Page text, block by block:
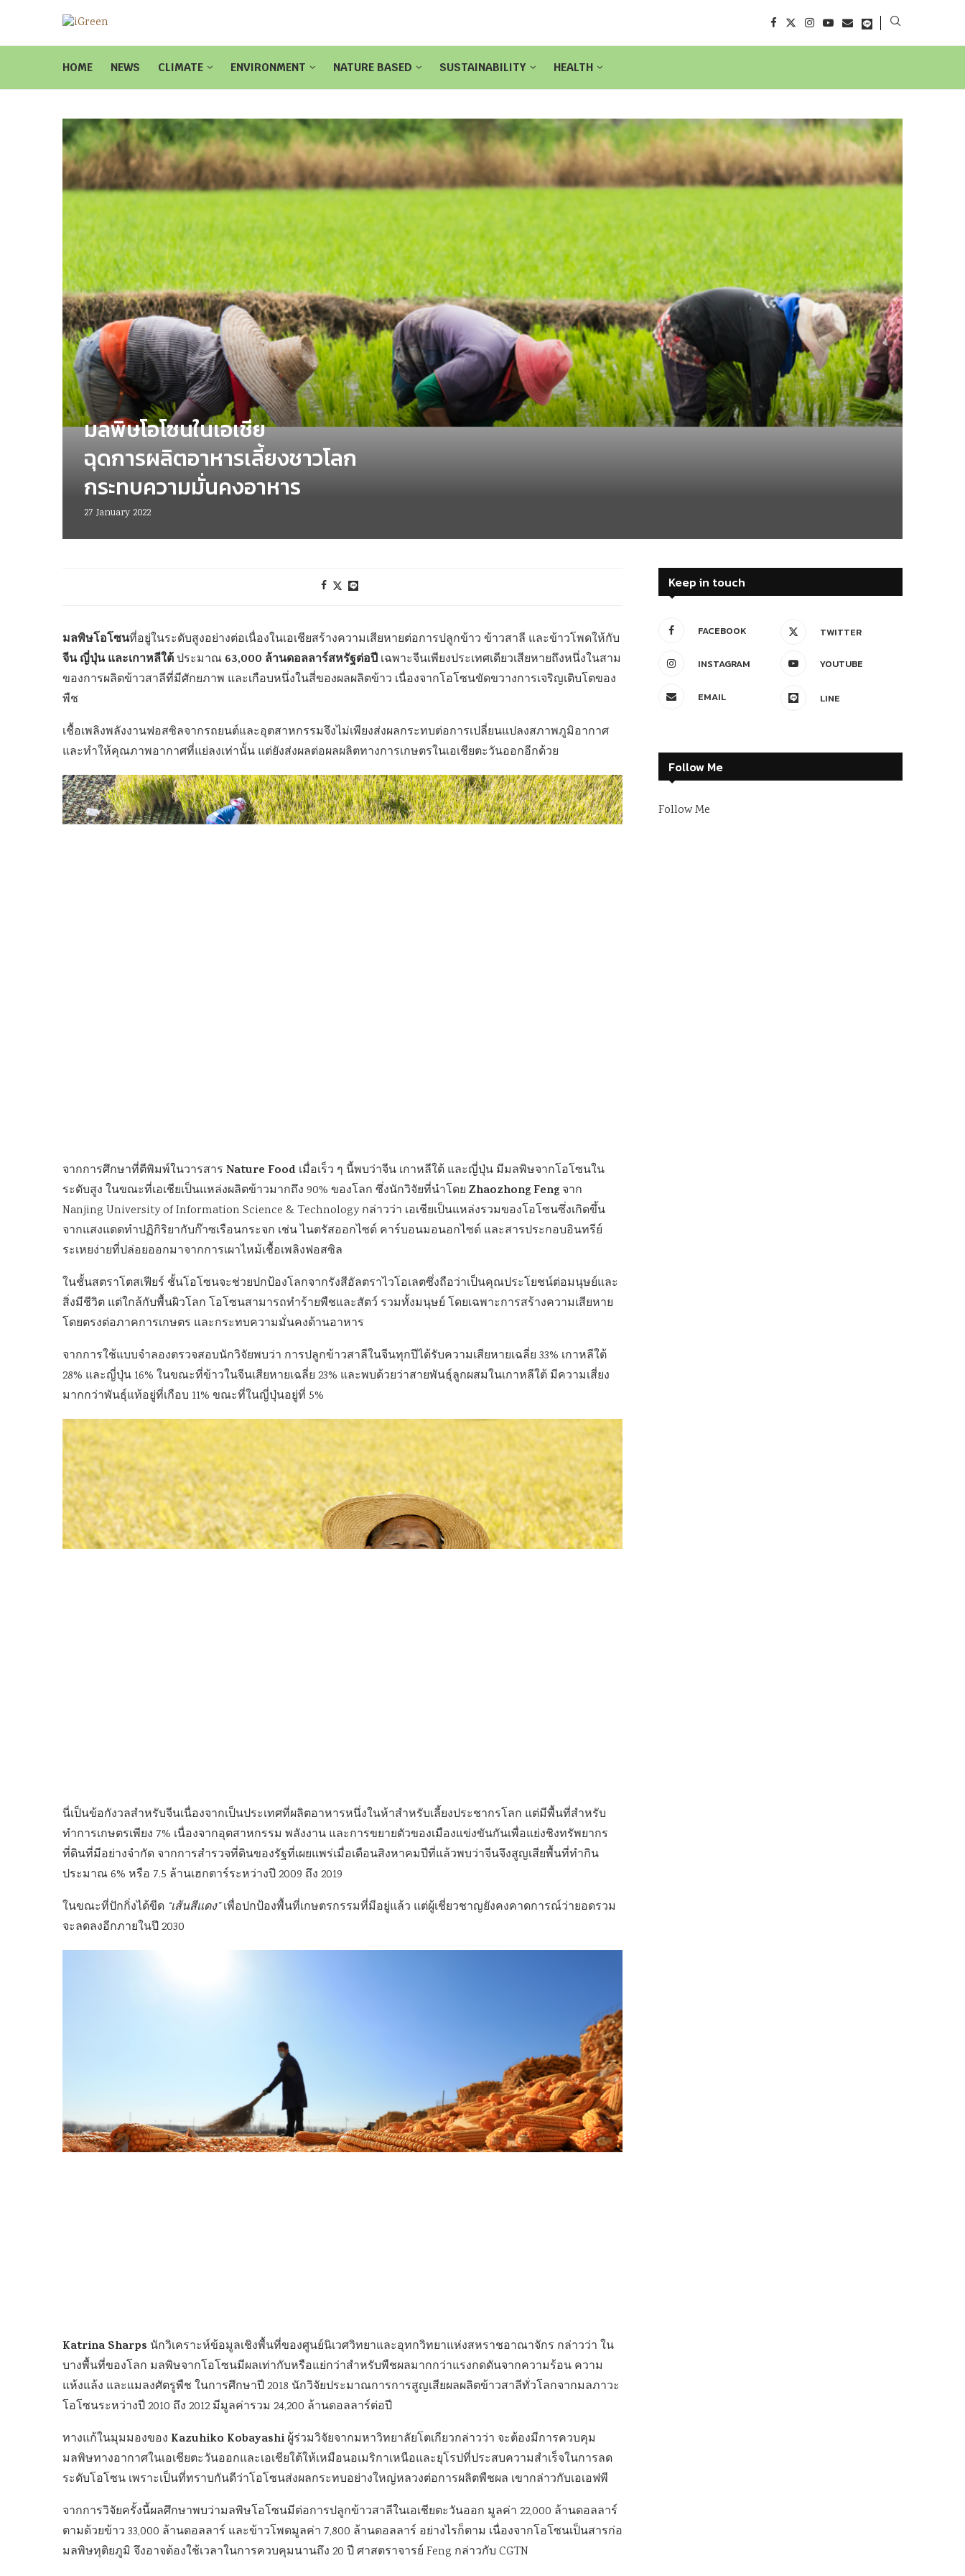
HOME NEWS CLIMATE ENVIRONMENT NATURE BASED SUSTAINABILITY HEALTH
มลพิษโอโซนในเอเชีย
ฉุดการผลิตอาหารเลี้ยงชาวโลก
กระทบความมั่นคงอาหาร
27 January 2022
มลพิษโอโซนที่อยู่ในระดับสูงอย่างต่อเนื่องในเอเชียสร้างความเสียหายต่อการปลูกข้าว ข้าวสาลี และข้าวโพดให้กับ
จีน ญี่ปุ่น และเกาหลีใต้ประมาณ 63,000 ล้านดอลลาร์สหรัฐต่อปี เฉพาะจีนเพียงประเทศเดียวเสียหายถึงหนึ่งในสาม
ของการผลิตข้าวสาลีที่มีศักยภาพ และเกือบหนึ่งในสี่ของผลผลิตข้าว เนื่องจากโอโซนขัดขวางการเจริญเติบโตของ
พืช
เชื้อเพลิงพลังงานฟอสซิลจากรถยนต์และอุตสาหกรรมจึงไม่เพียงส่งผลกระทบต่อการเปลี่ยนแปลงสภาพภูมิอากาศ
และทำให้คุณภาพอากาศที่แย่ลงเท่านั้น แต่ยังส่งผลต่อผลผลิตทางการเกษตรในเอเชียตะวันออกอีกด้วย
จากการศึกษาที่ตีพิมพ์ในวารสาร Nature Food เมื่อเร็ว ๆ นี้พบว่าจีน เกาหลีใต้ และญี่ปุ่น มีมลพิษจากโอโซนใน
ระดับสูง ในขณะที่เอเชียเป็นแหล่งผลิตข้าวมากถึง 90% ของโลก ซึ่งนักวิจัยที่นำโดย Zhaozhong Feng จาก
Nanjing University of Information Science & Technology กล่าวว่า เอเชียเป็นแหล่งรวมของโอโซนซึ่งเกิดขึ้น
จากแสงแดดทำปฏิกิริยากับก๊าซเรือนกระจก เช่น ไนตรัสออกไซด์ คาร์บอนมอนอกไซด์ และสารประกอบอินทรีย์
ระเหยง่ายที่ปล่อยออกมาจากการเผาไหม้เชื้อเพลิงฟอสซิล
ในชั้นสตราโตสเฟียร์ ชั้นโอโซนจะช่วยปกป้องโลกจากรังสีอัลตราไวโอเลตซึ่งถือว่าเป็นคุณประโยชน์ต่อมนุษย์และ
สิ่งมีชีวิต แต่ใกล้กับพื้นผิวโลก โอโซนสามารถทำร้ายพืชและสัตว์ รวมทั้งมนุษย์ โดยเฉพาะการสร้างความเสียหาย
โดยตรงต่อภาคการเกษตร และกระทบความมั่นคงด้านอาหาร
จากการใช้แบบจำลองตรวจสอบนักวิจัยพบว่า การปลูกข้าวสาลีในจีนทุกปีได้รับความเสียหายเฉลี่ย 33% เกาหลีใต้
28% และญี่ปุ่น 16% ในขณะที่ข้าวในจีนเสียหายเฉลี่ย 23% และพบด้วยว่าสายพันธุ์ลูกผสมในเกาหลีใต้ มีความเสี่ยง
มากกว่าพันธุ์แท้อยู่ที่เกือบ 11% ขณะที่ในญี่ปุ่นอยู่ที่ 5%
นี่เป็นข้อกังวลสำหรับจีนเนื่องจากเป็นประเทศที่ผลิตอาหารหนึ่งในห้าสำหรับเลี้ยงประชากรโลก แต่มีพื้นที่สำหรับ
ทำการเกษตรเพียง 7% เนื่องจากอุตสาหกรรม พลังงาน และการขยายตัวของเมืองแข่งขันกันเพื่อแย่งชิงทรัพยากร
ที่ดินที่มีอย่างจำกัด จากการสำรวจที่ดินของรัฐที่เผยแพร่เมื่อเดือนสิงหาคมปีที่แล้วพบว่าจีนจึงสูญเสียพื้นที่ทำกิน
ประมาณ 6% หรือ 7.5 ล้านเฮกตาร์ระหว่างปี 2009 ถึง 2019
ในขณะที่ปักกิ่งได้ขีด “เส้นสีแดง”เพื่อปกป้องพื้นที่เกษตรกรรมที่มีอยู่แล้ว แต่ผู้เชี่ยวชาญยังคงคาดการณ์ว่ายอดรวม
จะลดลงอีกภายในปี 2030
Katrina Sharps นักวิเคราะห์ข้อมูลเชิงพื้นที่ของศูนย์นิเวศวิทยาและอุทกวิทยาแห่งสหราชอาณาจักร กล่าวว่า ใน
บางพื้นที่ของโลก มลพิษจากโอโซนมีผลเท่ากับหรือแย่กว่าสำหรับพืชผลมากกว่าแรงกดดันจากความร้อน ความ
แห้งแล้ง และแมลงศัตรูพืช ในการศึกษาปี 2018 นักวิจัยประมาณการการสูญเสียผลผลิตข้าวสาลีทั่วโลกจากมลภาวะ
โอโซนระหว่างปี 2010 ถึง 2012 มีมูลค่ารวม 24,200 ล้านดอลลาร์ต่อปี
ทางแก้ในมุมมองของ Kazuhiko Kobayashi ผู้ร่วมวิจัยจากมหาวิทยาลัยโตเกียวกล่าวว่า จะต้องมีการควบคุม
มลพิษทางอากาศในเอเชียตะวันออกและเอเชียใต้ให้เหมือนอเมริกาเหนือและยุโรปที่ประสบความสำเร็จในการลด
ระดับโอโซน เพราะเป็นที่ทราบกันดีว่าโอโซนส่งผลกระทบอย่างใหญ่หลวงต่อการผลิตพืชผล เขากล่าวกับเอเอฟพี
จากการวิจัยครั้งนี้ผลศึกษาพบว่ามลพิษโอโซนมีต่อการปลูกข้าวสาลีในเอเชียตะวันออก มูลค่า 22,000 ล้านดอลลาร์
ตามด้วยข้าว 33,000 ล้านดอลลาร์ และข้าวโพดมูลค่า 7,800 ล้านดอลลาร์ อย่างไรก็ตาม เนื่องจากโอโซนเป็นสารก่อ
มลพิษทุติยภูมิ จึงอาจต้องใช้เวลาในการควบคุมนานถึง 20 ปี ศาสตราจารย์ Feng กล่าวกับ CGTN
Keep in touch
FACEBOOK TWITTER
INSTAGRAM YOUTUBE
EMAIL LINE
Follow Me
Follow Me